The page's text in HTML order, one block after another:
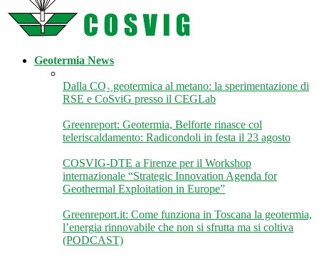
Geotermia News
Dalla CO₂ geotermica al metano: la sperimentazione di
RSE e CoSviG presso il CEGLab
Greenreport: Geotermia, Belforte rinasce col
teleriscaldamento: Radicondoli in festa il 23 agosto
COSVIG-DTE a Firenze per il Workshop
internazionale “Strategic Innovation Agenda for
Geothermal Exploitation in Europe”
Greenreport.it: Come funziona in Toscana la geotermia,
l’energia rinnovabile che non si sfrutta ma si coltiva
(PODCAST)